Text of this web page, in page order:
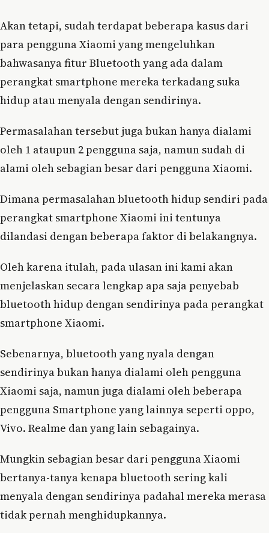
Akan tetapi, sudah terdapat beberapa kasus dari
para pengguna Xiaomi yang mengeluhkan
bahwasanya fitur Bluetooth yang ada dalam
perangkat smartphone mereka terkadang suka
hidup atau menyala dengan sendirinya.
Permasalahan tersebut juga bukan hanya dialami
oleh 1 ataupun 2 pengguna saja, namun sudah di
alami oleh sebagian besar dari pengguna Xiaomi.
Dimana permasalahan bluetooth hidup sendiri pada
perangkat smartphone Xiaomi ini tentunya
dilandasi dengan beberapa faktor di belakangnya.
Oleh karena itulah, pada ulasan ini kami akan
menjelaskan secara lengkap apa saja penyebab
bluetooth hidup dengan sendirinya pada perangkat
smartphone Xiaomi.
Sebenarnya, bluetooth yang nyala dengan
sendirinya bukan hanya dialami oleh pengguna
Xiaomi saja, namun juga dialami oleh beberapa
pengguna Smartphone yang lainnya seperti oppo,
Vivo. Realme dan yang lain sebagainya.
Mungkin sebagian besar dari pengguna Xiaomi
bertanya-tanya kenapa bluetooth sering kali
menyala dengan sendirinya padahal mereka merasa
tidak pernah menghidupkannya.